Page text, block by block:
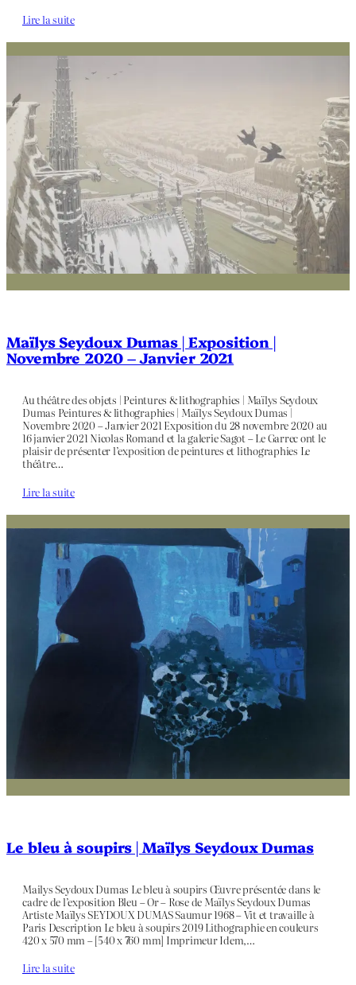
Lire la suite
Maïlys Seydoux Dumas | Exposition |
Novembre 2020 – Janvier 2021
Au théâtre des objets | Peintures & lithographies | Maïlys Seydoux
Dumas Peintures & lithographies | Maïlys Seydoux Dumas |
Novembre 2020 – Janvier 2021 Exposition du 28 novembre 2020 au
16 janvier 2021 Nicolas Romand et la galerie Sagot – Le Garrec ont le
plaisir de présenter l’exposition de peintures et lithographies Le
théâtre…
Lire la suite
Le bleu à soupirs | Maïlys Seydoux Dumas
Mailys Seydoux Dumas Le bleu à soupirs Œuvre présentée dans le
cadre de l’exposition Bleu – Or – Rose de Maïlys Seydoux Dumas
Artiste Maïlys SEYDOUX DUMAS Saumur 1968 – Vit et travaille à
Paris Description Le bleu à soupirs 2019 Lithographie en couleurs
420 x 570 mm – [540 x 760 mm] Imprimeur Idem,…
Lire la suite